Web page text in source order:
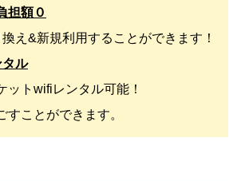
担額０
え&新規利用することができます！
ル
ットwifiレンタル可能！
すことができます。